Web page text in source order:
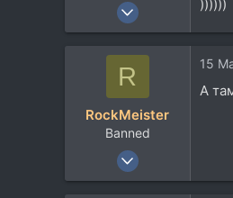
25 Авг 2006
1.113
))))))
R
RockMeister
Banned
19 Авг 2008
8.142
15
А